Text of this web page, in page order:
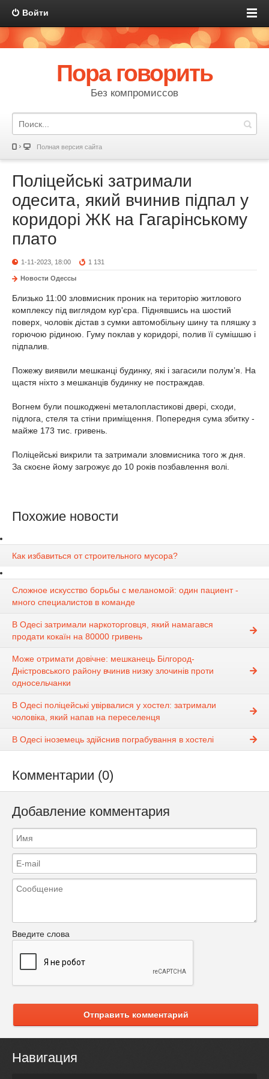
Войти
Пора говорить
Без компромиссов
Полная версия сайта
Поліцейські затримали
одесита, який вчинив підпал у
коридорі ЖК на Гагарінському
плато
1-11-2023, 18:00 1 131
Новости Одессы
Близько 11:00 зловмисник проник на територію житлового
комплексу під виглядом кур'єра. Піднявшись на шостий
поверх, чоловік дістав з сумки автомобільну шину та пляшку з
горючою рідиною. Гуму поклав у коридорі, полив її сумішшю і
підпалив.
Пожежу виявили мешканці будинку, які і загасили полум’я. На
щастя ніхто з мешканців будинку не постраждав.
Вогнем були пошкоджені металопластикові двері, сходи,
підлога, стеля та стіни приміщення. Попередня сума збитку -
майже 173 тис. гривень.
Поліцейські викрили та затримали зловмисника того ж дня.
За скоєне йому загрожує до 10 років позбавлення волі.
Похожие новости
Как избавиться от строительного мусора?
Сложное искусство борьбы с меланомой: один пациент -
много специалистов в команде
В Одесі затримали наркоторговця, який намагався
продати кокаїн на 80000 гривень
Може отримати довічне: мешканець Білгород-
Дністровського району вчинив низку злочинів проти
односельчанки
В Одесі поліцейські увірвалися у хостел: затримали
чоловіка, який напав на переселенця
В Одесі іноземець здійснив пограбування в хостелі
Комментарии (0)
Добавление комментария
Введите слова
Отправить комментарий
Навигация